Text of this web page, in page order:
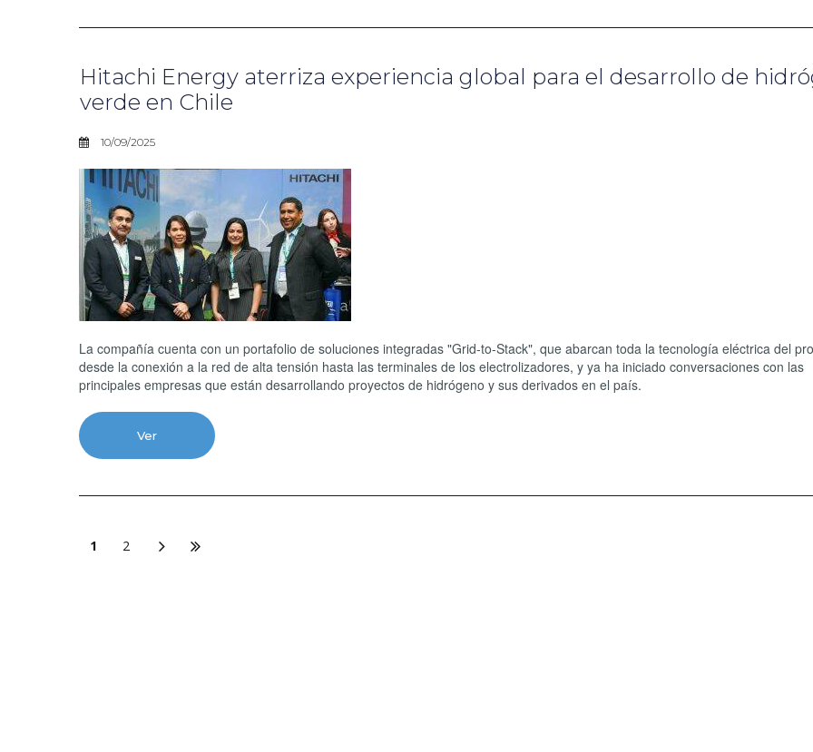
Hitachi Energy aterriza experiencia global para el desarrollo de
verde en Chile
10/09/2025
La compañía cuenta con un portafolio de soluciones integradas "Grid-to-Stack", que abarcan toda la tecnología eléctrica del
desde la conexión a la red de alta tensión hasta las terminales de los electrolizadores, y ya ha iniciado conversaciones con las
principales empresas que están desarrollando proyectos de hidrógeno y sus derivados en el país.
Ver
1 2